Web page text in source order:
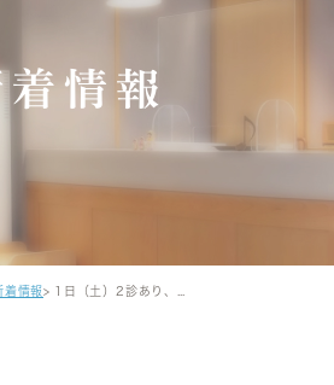
着情報
着情報